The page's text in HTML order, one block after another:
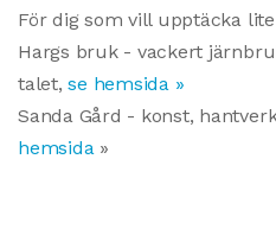
För dig som vill upptäcka
Hargs bruk - vackert
talet,se hemsida »
Sanda Gård - konst,
hemsida »